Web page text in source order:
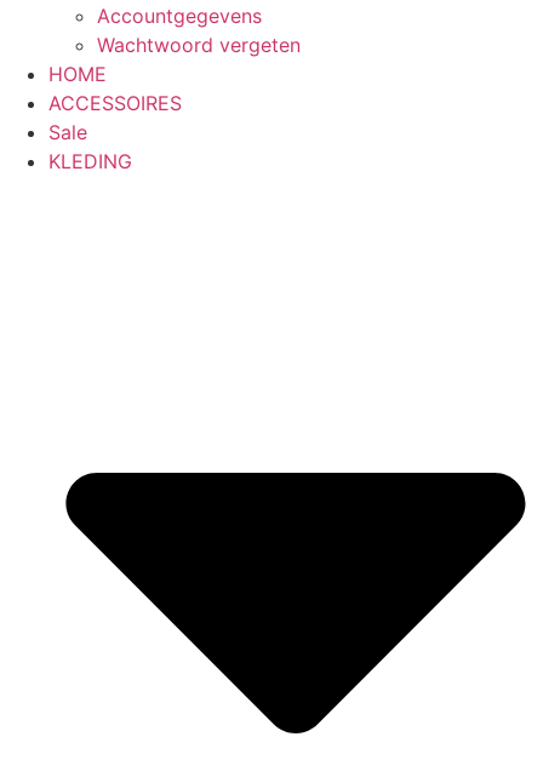
Accountgegevens
Wachtwoord vergeten
HOME
ACCESSOIRES
Sale
KLEDING